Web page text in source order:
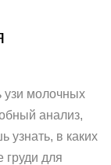
узи молочных
анализ,
узнать, в каких
груди для